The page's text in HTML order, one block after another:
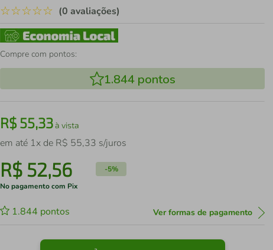
☆☆☆☆☆ (0 avaliações)
Compre com pontos:
1.844pontos
R$55,33à vista
em até 1x de R$ 55,33 s/juros
R$ 52,56 -5%
No pagamento com Pix
1.844 pontos Ver formas de pagamento